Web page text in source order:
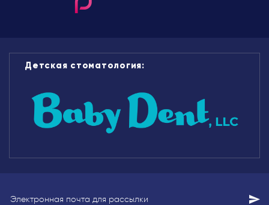
Детская стоматология: